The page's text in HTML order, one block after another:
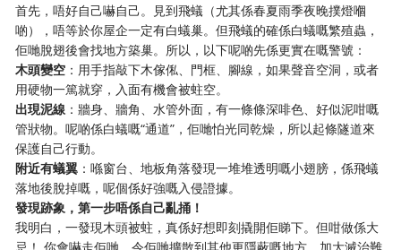
首先，唔好自己嚇自己。見到飛蟻（尤其係春夏雨季夜晚撲燈嗰
啲），唔等於你屋企一定有白蟻巢。但飛蟻的確係白蟻嘅繁殖蟲，
佢哋脫翅後會找地方築巢。所以，以下呢啲先係更實在嘅警號：
木頭變空 ：用手指敲下木傢俬、門框、腳線，如果聲音空洞，或者
用硬物一篤就穿，入面有機會被蛀空。
出現泥線 ：牆身、牆角、水管外面，有一條條深啡色、好似泥咁嘅
管狀物。呢啲係白蟻嘅“通道”，佢哋怕光同乾燥，所以起條隧道來
保護自己行動。
附近有蟻翼 ：喺窗台、地板角落發現一堆堆透明嘅小翅膀，係飛蟻
落地後脫掉嘅，呢個係好強嘅入侵證據。
發現跡象，第一步唔係自己亂捅！
我明白，一發現木頭被蛀，真係好想即刻撬開佢睇下。但咁做係大